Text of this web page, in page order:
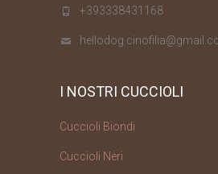
+393338431168
I NOSTRI CUCCIOLI
Cuccioli Biondi
Cuccioli Neri